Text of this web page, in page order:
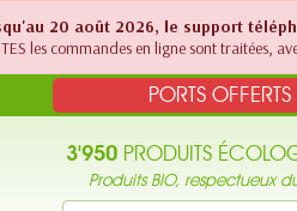
20 août 2026, le support
les commandes en ligne sont traitées,
PORTS OFFERTS
3'950 PRODUITS
Produits BIO, respectueux